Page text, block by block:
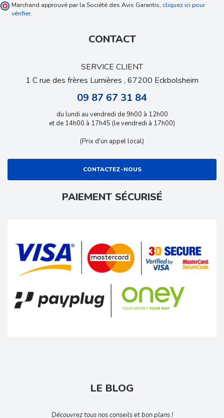
Marchand approuvé par la Société des Avis Garantis, cliquez ici pour
vérifier.
CONTACT
SERVICE CLIENT
1 C rue des frères Lumières , 67200 Eckbolsheim
09 87 67 31 84
du lundi au vendredi de 9h00 à 12h00
et de 14h00 à 17h45 (le vendredi à 17h00)
(Prix d'un appel local)
CONTACTEZ-NOUS
PAIEMENT SÉCURISÉ
LE BLOG
Découvrez tous nos conseils et bon plans !